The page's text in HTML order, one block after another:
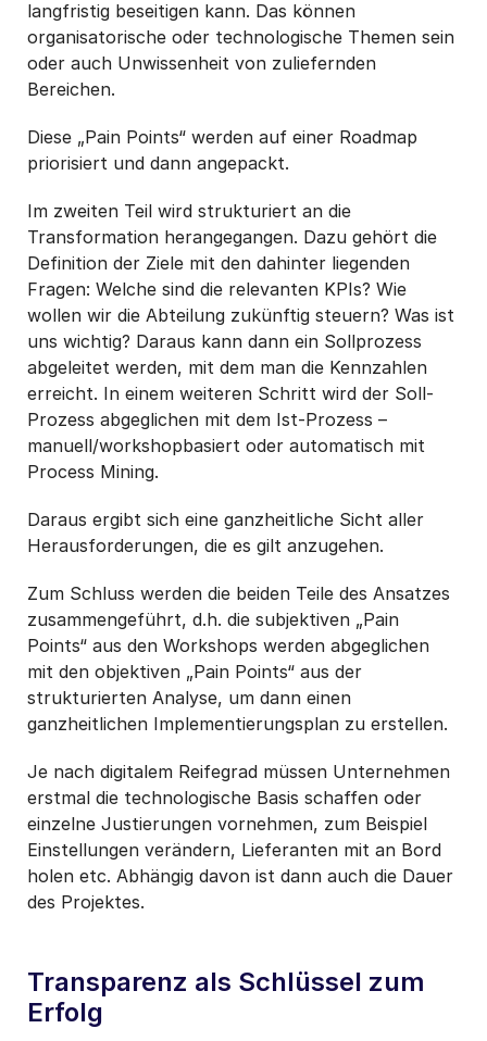
langfristig beseitigen kann. Das können
organisatorische oder technologische Themen sein
oder auch Unwissenheit von zuliefernden
Bereichen.
Diese „Pain Points“ werden auf einer Roadmap
priorisiert und dann angepackt.
Im zweiten Teil wird strukturiert an die
Transformation herangegangen. Dazu gehört die
Definition der Ziele mit den dahinter liegenden
Fragen: Welche sind die relevanten KPIs? Wie
wollen wir die Abteilung zukünftig steuern? Was ist
uns wichtig? Daraus kann dann ein Sollprozess
abgeleitet werden, mit dem man die Kennzahlen
erreicht. In einem weiteren Schritt wird der Soll-
Prozess abgeglichen mit dem Ist-Prozess –
manuell/workshopbasiert oder automatisch mit
Process Mining.
Daraus ergibt sich eine ganzheitliche Sicht aller
Herausforderungen, die es gilt anzugehen.
Zum Schluss werden die beiden Teile des Ansatzes
zusammengeführt, d.h. die subjektiven „Pain
Points“ aus den Workshops werden abgeglichen
mit den objektiven „Pain Points“ aus der
strukturierten Analyse, um dann einen
ganzheitlichen Implementierungsplan zu erstellen.
Je nach digitalem Reifegrad müssen Unternehmen
erstmal die technologische Basis schaffen oder
einzelne Justierungen vornehmen, zum Beispiel
Einstellungen verändern, Lieferanten mit an Bord
holen etc. Abhängig davon ist dann auch die Dauer
des Projektes.
Transparenz als Schlüssel zum
Erfolg